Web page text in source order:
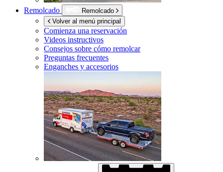
Remolcado
Remolcado
Volver al menú principal
Comienza una reservación
Videos instructivos
Consejos sobre cómo remolcar
Preguntas frecuentes
Enganches y accesorios